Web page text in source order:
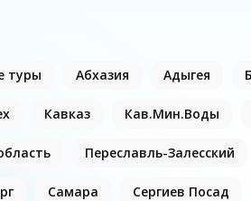
туры Абхазия Адыгея
Кавказ Кав.Мин.Воды
Переславль-Залесский
Самара Сергиев Посад